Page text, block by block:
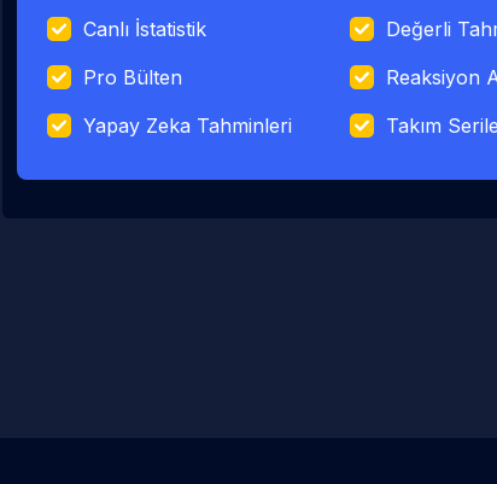
Canlı İstatistik
Değerli
Pro Bülten
Reaksiyon
Yapay Zeka Tahminleri
Takım